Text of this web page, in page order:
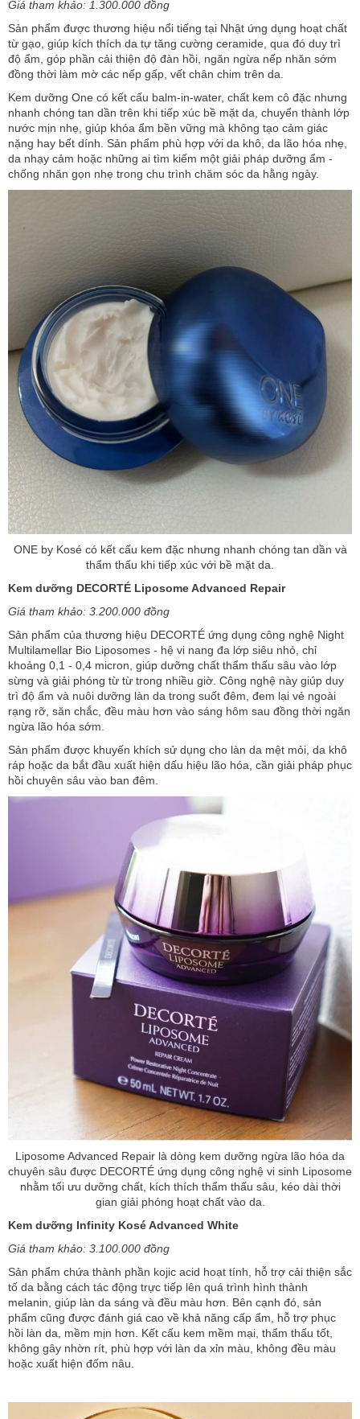
Giá tham khảo: 1.300.000 đồng
Sản phẩm được thương hiệu nổi tiếng tại Nhật ứng dụng hoạt chất
từ gạo, giúp kích thích da tự tăng cường ceramide, qua đó duy trì
độ ẩm, góp phần cải thiện độ đàn hồi, ngăn ngừa nếp nhăn sớm
đồng thời làm mờ các nếp gấp, vết chân chim trên da.
Kem dưỡng One có kết cấu balm-in-water, chất kem cô đặc nhưng
nhanh chóng tan dần trên khi tiếp xúc bề mặt da, chuyển thành lớp
nước mịn nhẹ, giúp khóa ẩm bền vững mà không tạo cảm giác
nặng hay bết dính. Sản phẩm phù hợp với da khô, da lão hóa nhẹ,
da nhạy cảm hoặc những ai tìm kiếm một giải pháp dưỡng ẩm -
chống nhăn gọn nhẹ trong chu trình chăm sóc da hằng ngày.
ONE by Kosé có kết cấu kem đặc nhưng nhanh chóng tan dần và
thẩm thấu khi tiếp xúc với bề mặt da.
Kem dưỡng DECORTÉ Liposome Advanced Repair
Giá tham khảo: 3.200.000 đồng
Sản phẩm của thương hiệu DECORTÉ ứng dụng công nghệ Night
Multilamellar Bio Liposomes - hệ vi nang đa lớp siêu nhỏ, chỉ
khoảng 0,1 - 0,4 micron, giúp dưỡng chất thẩm thấu sâu vào lớp
sừng và giải phóng từ từ trong nhiều giờ. Công nghệ này giúp duy
trì độ ẩm và nuôi dưỡng làn da trong suốt đêm, đem lại vẻ ngoài
rạng rỡ, săn chắc, đều màu hơn vào sáng hôm sau đồng thời ngăn
ngừa lão hóa sớm.
Sản phẩm được khuyến khích sử dụng cho làn da mệt mỏi, da khô
ráp hoặc da bắt đầu xuất hiện dấu hiệu lão hóa, cần giải pháp phục
hồi chuyên sâu vào ban đêm.
Liposome Advanced Repair là dòng kem dưỡng ngừa lão hóa da
chuyên sâu được DECORTÉ ứng dụng công nghệ vi sinh Liposome
nhằm tối ưu dưỡng chất, kích thích thẩm thấu sâu, kéo dài thời
gian giải phóng hoạt chất vào da.
Kem dưỡng Infinity Kosé Advanced White
Giá tham khảo: 3.100.000 đồng
Sản phẩm chứa thành phần kojic acid hoạt tính, hỗ trợ cải thiện sắc
tố da bằng cách tác động trực tiếp lên quá trình hình thành
melanin, giúp làn da sáng và đều màu hơn. Bên cạnh đó, sản
phẩm cũng được đánh giá cao về khả năng cấp ẩm, hỗ trợ phục
hồi làn da, mềm mịn hơn. Kết cấu kem mềm mại, thẩm thấu tốt,
không gây nhờn rít, phù hợp với làn da xỉn màu, không đều màu
hoặc xuất hiện đốm nâu.